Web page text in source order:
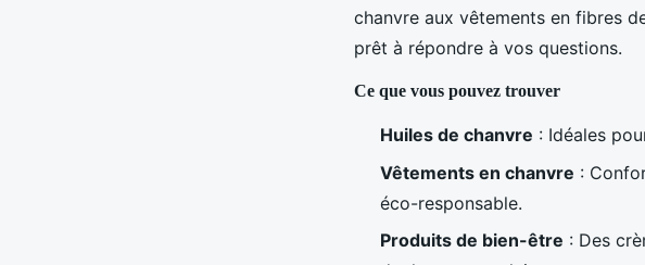
chanvre aux vêtements en fibres
prêt à répondre à vos questions.
Ce que vous pouvez trouver
Huiles de chanvre : Idéales
Vêtements en chanvre :
éco-responsable.
Produits de bien-être : Des